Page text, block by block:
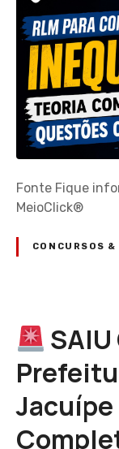
Fonte Fique
MeioClick®
CONCURSOS &
SAIU